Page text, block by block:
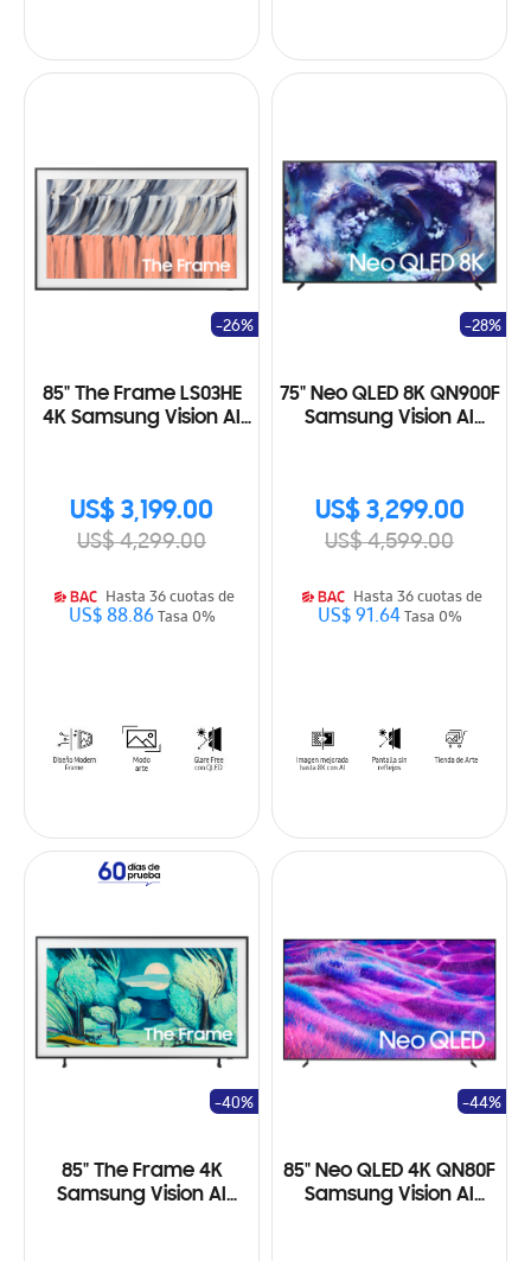
85" The Frame LS03HE
4K Samsung Vision AI
US$ 3,199.00
US$ 4,299.00
-26%
Hasta 36 cuotas de
US$ 88.86Tasa 0%
75" Neo QLED 8K QN900F
Samsung Vision AI
US$ 3,299.00
US$ 4,599.00
-28%
Hasta 36 cuotas de
US$ 91.64Tasa 0%
85" The Frame 4K
Samsung Vision AI
-40%
85" Neo QLED 4K QN80F
Samsung Vision AI
-44%